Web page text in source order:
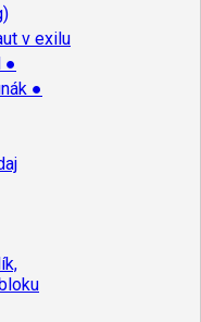
v exilu
●
●